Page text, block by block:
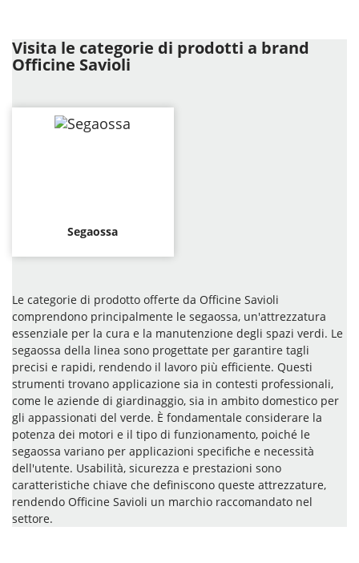
Visita le categorie di prodotti a brand
Officine Savioli
Segaossa
Le categorie di prodotto offerte da Officine Savioli
comprendono principalmente le segaossa, un'attrezzatura
essenziale per la cura e la manutenzione degli spazi verdi. Le
segaossa della linea sono progettate per garantire tagli
precisi e rapidi, rendendo il lavoro più efficiente. Questi
strumenti trovano applicazione sia in contesti professionali,
come le aziende di giardinaggio, sia in ambito domestico per
gli appassionati del verde. È fondamentale considerare la
potenza dei motori e il tipo di funzionamento, poiché le
segaossa variano per applicazioni specifiche e necessità
dell'utente. Usabilità, sicurezza e prestazioni sono
caratteristiche chiave che definiscono queste attrezzature,
rendendo Officine Savioli un marchio raccomandato nel
settore.